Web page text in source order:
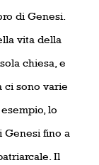
di Genesi.
vita della
chiesa, e
ci sono varie
lo
Genesi fino a
Il